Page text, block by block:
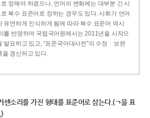
정해야 하겠으나, 언어의 변화에는 대부분 긴 시
복수 표준어로 정하는 경우도 있다. 사회가 언어
유연하게 인식하게 됨에 따라 복수 표준어 역시
를 반영하여 국립국어원에서는 2011년을 시작으
발표하고 있고, “표준국어대사전”의 수정ㆍ보완
을 갱신하고 있다.
센소리를 가진 형태를 표준어로 삼는다.(ㄱ을 표